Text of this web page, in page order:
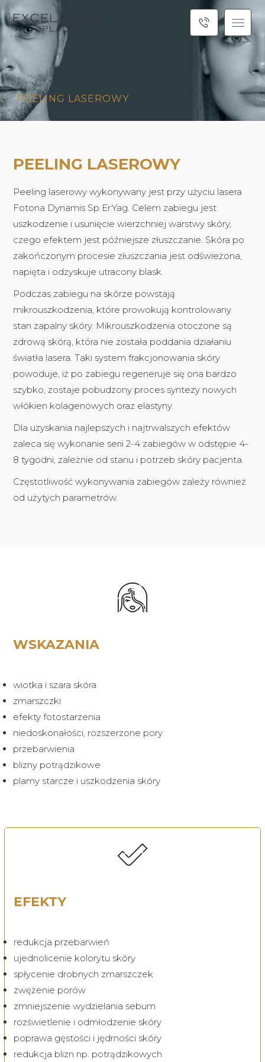
PEELING LASEROWY
PEELING LASEROWY
Peeling laserowy wykonywany jest przy użyciu lasera
Fotona Dynamis Sp Er:Yag. Celem zabiegu jest
uszkodzenie i usunięcie wierzchniej warstwy skóry,
czego efektem jest późniejsze złuszczanie. Skóra po
zakończonym procesie złuszczania jest odświeżona,
napięta i odzyskuje utracony blask.
Podczas zabiegu na skórze powstają
mikrouszkodzenia, które prowokują kontrolowany
stan zapalny skóry. Mikrouszkodzenia otoczone są
zdrową skórą, która nie została poddania działaniu
światła lasera. Taki system frakcjonowania skóry
powoduje, iż po zabiegu regeneruje się ona bardzo
szybko, zostaje pobudzony proces syntezy nowych
włókien kolagenowych oraz elastyny.
Dla uzyskania najlepszych i najtrwalszych efektów
zaleca się wykonanie serii 2-4 zabiegów w odstępie 4-
8 tygodni, zależnie od stanu i potrzeb skóry pacjenta.
Częstotliwość wykonywania zabiegów zależy również
od użytych parametrów.
WSKAZANIA
wiotka i szara skóra
zmarszczki
efekty fotostarzenia
niedoskonałości, rozszerzone pory
przebarwienia
blizny potrądzikowe
plamy starcze i uszkodzenia skóry
EFEKTY
redukcja przebarwień
ujednolicenie kolorytu skóry
spłycenie drobnych zmarszczek
zwężenie porów
zmniejszenie wydzielania sebum
rozświetlenie i odmłodzenie skóry
poprawa gęstości i jędrności skóry
redukcja blizn np. potrądzikowych